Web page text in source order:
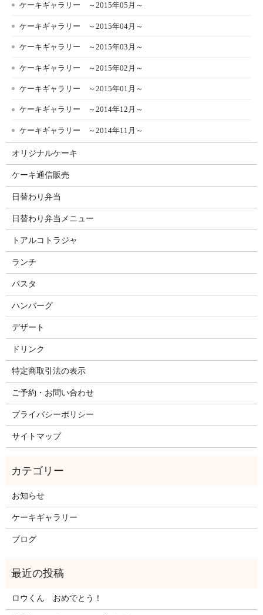
ケーキギャラリー ～2015年05月～
ケーキギャラリー ～2015年04月～
ケーキギャラリー ～2015年03月～
ケーキギャラリー ～2015年02月～
ケーキギャラリー ～2015年01月～
ケーキギャラリー ～2014年12月～
ケーキギャラリー ～2014年11月～
オリジナルケーキ
ケーキ通信販売
日替わり弁当
日替わり弁当メニュー
トアルコトラジャ
ランチ
パスタ
ハンバーグ
デザート
ドリンク
特定商取引法の表示
ご予約・お問い合わせ
プライバシーポリシー
サイトマップ
お知らせ
ケーキギャラリー
ブログ
ロウくん おめでとう！